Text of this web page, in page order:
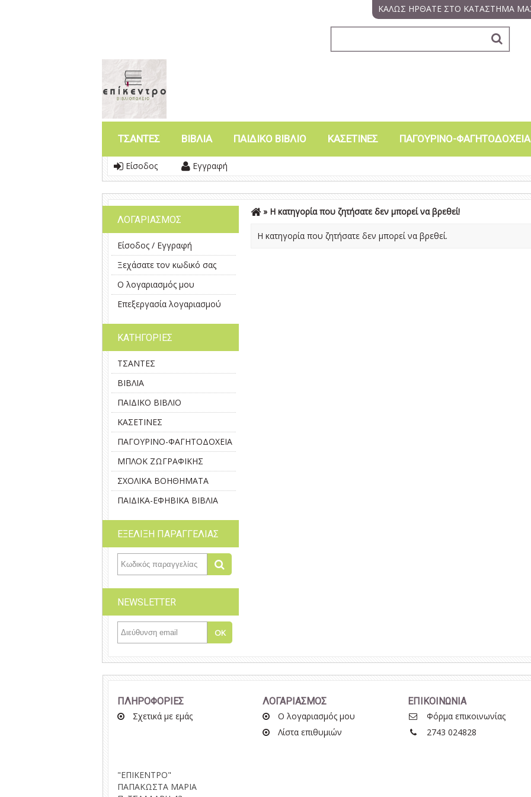
ΚΑΛΩΣ ΗΡΘΑΤΕ ΣΤΟ ΚΑΤΑΣΤΗΜΑ
ΤΣΑΝΤΕΣ ΒΙΒΛΙΑ ΠΑΙΔΙΚΟ ΒΙΒΛΙΟ ΚΑΣΕΤΙΝΕΣ ΠΑΓΟΥΡΙΝΟ-ΦΑΓΗΤΟΔΟΧΕΙΑ
Είσοδος Εγγραφή
ΛΟΓΑΡΙΑΣΜΟΣ
Είσοδος / Εγγραφή
Ξεχάσατε τον κωδικό σας
Ο λογαριασμός μου
Επεξεργασία λογαριασμού
ΚΑΤΗΓΟΡΙΕΣ
ΤΣΑΝΤΕΣ
ΒΙΒΛΙΑ
ΠΑΙΔΙΚΟ ΒΙΒΛΙΟ
ΚΑΣΕΤΙΝΕΣ
ΠΑΓΟΥΡΙΝΟ-ΦΑΓΗΤΟΔΟΧΕΙΑ
ΜΠΛΟΚ ΖΩΓΡΑΦΙΚΗΣ
ΣΧΟΛΙΚΑ ΒΟΗΘΗΜΑΤΑ
ΠΑΙΔΙΚΑ-ΕΦΗΒΙΚΑ ΒΙΒΛΙΑ
ΕΞΕΛΙΞΗ ΠΑΡΑΓΓΕΛΙΑΣ
NEWSLETTER
» Η κατηγορία που ζητήσατε δεν μπορεί να βρεθεί!
Η κατηγορία που ζητήσατε δεν μπορεί να βρεθεί.
ΠΛΗΡΟΦΟΡΙΕΣ
Σχετικά με εμάς
ΛΟΓΑΡΙΑΣΜΟΣ
Ο λογαριασμός μου
Λίστα επιθυμιών
ΕΠΙΚΟΙΝΩΝΙΑ
Φόρμα επικοινωνίας
2743 024828
"ΕΠΙΚΕΝΤΡΟ"
ΠΑΠΑΚΩΣΤΑ ΜΑΡΙΑ